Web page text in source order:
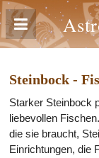
Steinbock -
Starker Steinbock
liebevollen
die sie braucht,
Einrichtungen, die